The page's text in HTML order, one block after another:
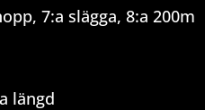
7:a slägga, 8:a 200m
längd